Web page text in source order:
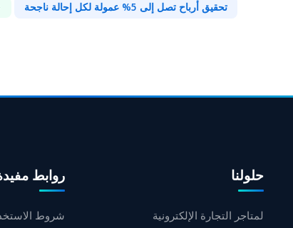
تحقيق أرباح تصل إلى 5% عمولة لكل إحالة ناجحة
حلولنا
لمتاجر التجارة الإلكترونية
روابط
شروط